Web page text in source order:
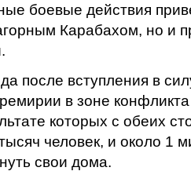
боевые действия
Карабахом, но и
после вступления в
в зоне
которых с обеих
человек, и около 1
свои дома.